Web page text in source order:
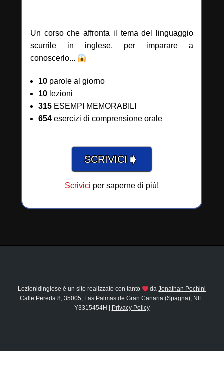
Un corso che affronta il tema del linguaggio
scurrile in inglese, per imparare a
conoscerlo...
10 parole al giorno
10 lezioni
315 ESEMPI MEMORABILI
654 esercizi di comprensione orale
SCRIVICI ➧
Scrivici per saperne di più!
Lezionidinglese è un sito realizzato con tanto daJonathan Pochini
Calle Pereda 8, 35005, Las Palmas de Gran Canaria (Spagna), NIF:
Y3315454H |
Privacy Policy